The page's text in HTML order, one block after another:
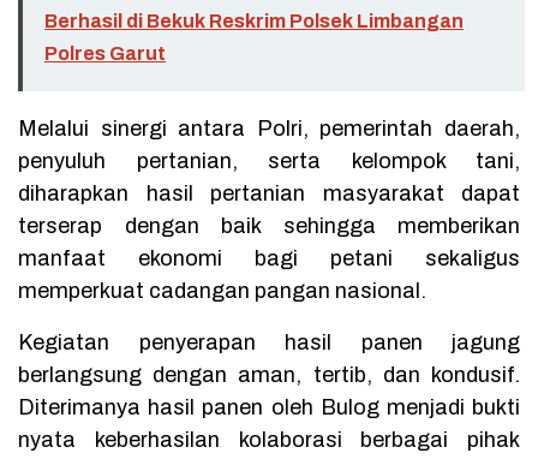
Berhasil di Bekuk Reskrim Polsek Limbangan
Polres Garut
Melalui sinergi antara Polri, pemerintah daerah,
penyuluh pertanian, serta kelompok tani,
diharapkan hasil pertanian masyarakat dapat
terserap dengan baik sehingga memberikan
manfaat ekonomi bagi petani sekaligus
memperkuat cadangan pangan nasional.
Kegiatan penyerapan hasil panen jagung
berlangsung dengan aman, tertib, dan kondusif.
Diterimanya hasil panen oleh Bulog menjadi bukti
nyata keberhasilan kolaborasi berbagai pihak